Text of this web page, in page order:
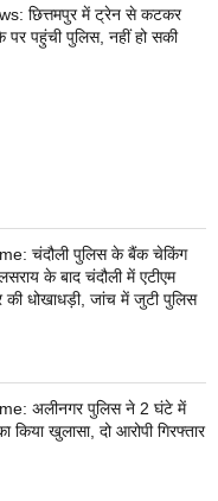
छित्तमपुर में ट्रेन से कटकर
पर पहुंची पुलिस, नहीं हो सकी
चंदौली पुलिस के बैंक चेकिंग
के बाद चंदौली में एटीएम
धोखाधड़ी, जांच में जुटी पुलिस
अलीनगर पुलिस ने 2 घंटे में
किया खुलासा, दो आरोपी गिरफ्तार